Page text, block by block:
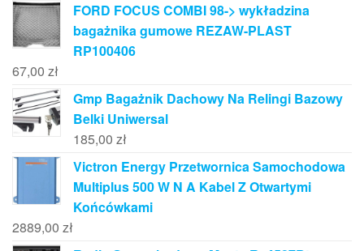
FORD FOCUS COMBI 98-> wykładzina
bagażnika gumowe REZAW-PLAST
RP100406
67,00 zł
Gmp Bagażnik Dachowy Na Relingi Bazowy
Belki Uniwersal
185,00 zł
Victron Energy Przetwornica Samochodowa
Multiplus 500 W N A Kabel Z Otwartymi
Końcówkami
2889,00 zł